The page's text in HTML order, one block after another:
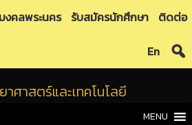
งคลพระนคร รับสมัครนักศึกษา ติดต่อ
En
MENU